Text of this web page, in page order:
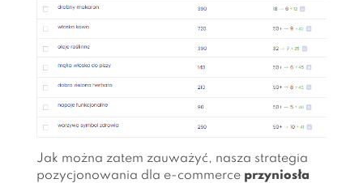
Jak można zatem zauważyć, nasza strategia
pozycjonowania dla e-commerce przyniosła